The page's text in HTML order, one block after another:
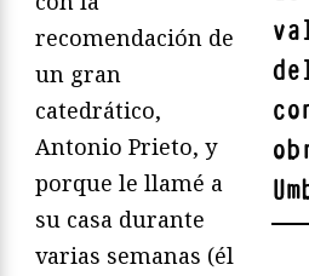
recomendación de
un gran
catedrático,
Antonio Prieto, y
porque le llamé a
su casa durante
varias semanas (él